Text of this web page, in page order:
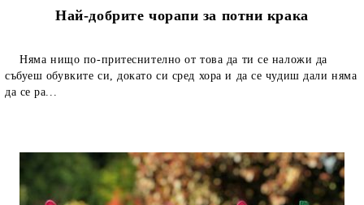
Най-добрите чорапи за потни крака
Няма нищо по-притеснително от това да ти се наложи да
събуеш обувките си, докато си сред хора и да се чудиш дали няма
да се ра...